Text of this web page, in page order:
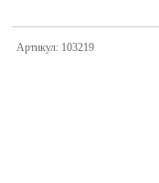
Артикул: 103219